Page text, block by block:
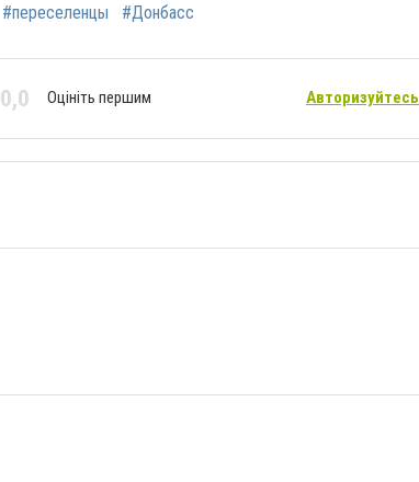
#переселенцы #Донбасс
0,0 Оцініть першим Авторизуйтесь